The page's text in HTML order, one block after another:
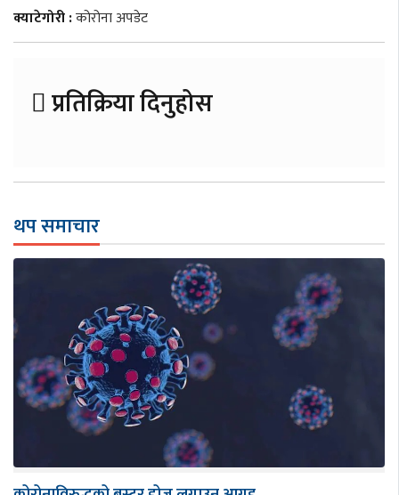
क्याटेगोरी :कोरोना अपडेट
प्रतिक्रिया दिनुहोस
थप समाचार